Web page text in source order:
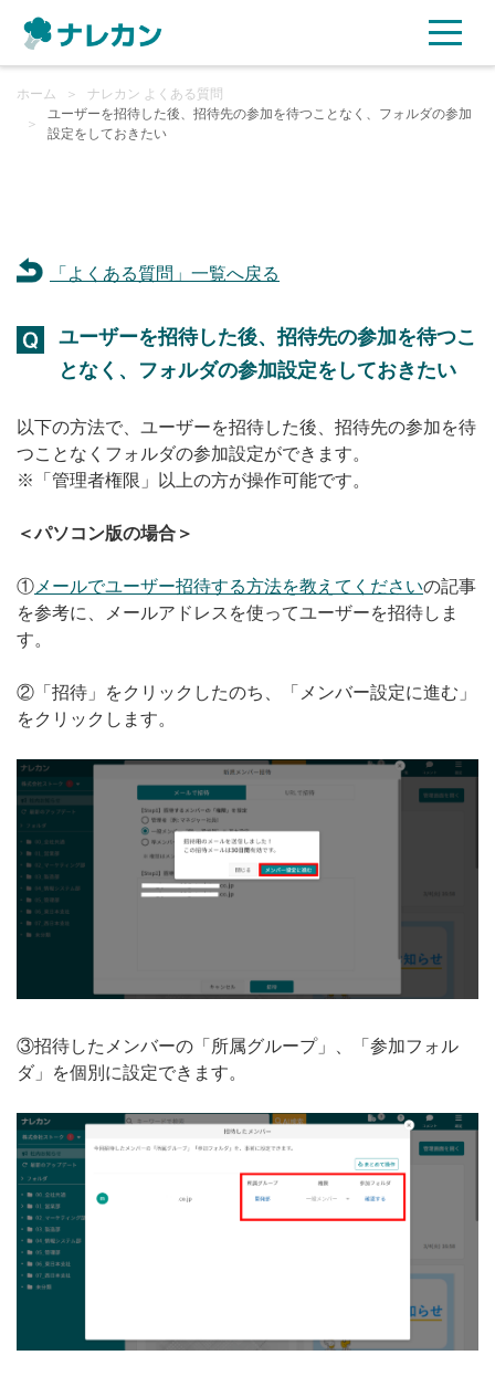
ご利用プラン
セキュリティ
充実サポート
資料ダウンロード
無料トライアル
ログイン
ホーム ＞
ナレカン よくある質問
＞
ユーザーを招待した後、招待先の参加を待つことなく、フォルダの参加
設定をしておきたい
「よくある質問」一覧へ戻る
ユーザーを招待した後、招待先の参加を待つこ
となく、フォルダの参加設定をしておきたい
以下の方法で、ユーザーを招待した後、招待先の参加を待
つことなくフォルダの参加設定ができます。
※「管理者権限」以上の方が操作可能です。
＜パソコン版の場合＞
① メールでユーザー招待する方法を教えてくださいの記事
を参考に、メールアドレスを使ってユーザーを招待しま
す。
②「招待」をクリックしたのち、「メンバー設定に進む」
をクリックします。
③招待したメンバーの「所属グループ」、「参加フォル
ダ」を個別に設定できます。